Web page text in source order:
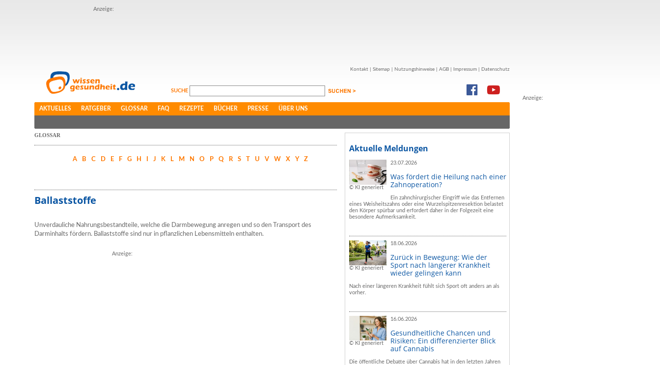
Anzeige:
Anzeige:
Kontakt Sitemap Nutzungshinweise AGB Impressum Datenschutz
SUCHE
AKTUELLES RATGEBER GLOSSAR FAQ REZEPTE BÜCHER PRESSE ÜBER UNS
GLOSSAR
A B C D E F G H J K L M N O P Q R S T U V W X Y Z
Ballaststoffe
Unverdauliche Nahrungsbestandteile, welche die Darmbewegung anregen und so den Transport des
Darminhalts fördern. Ballaststoffe sind nur in pflanzlichen Lebensmitteln enthalten.
Anzeige:
Aktuelle Meldungen
© KI generiert
23.07.2026
Was fördert die Heilung nach einer
Zahnoperation?
Ein zahnchirurgischer Eingriff wie das Entfernen
eines Weisheitszahns oder eine Wurzelspitzenresektion belastet
den Körper spürbar und erfordert daher in der Folgezeit eine
besondere Aufmerksamkeit.
© KI generiert
18.06.2026
Zurück in Bewegung: Wie der
Sport nach längerer Krankheit
wieder gelingen kann
Nach einer längeren Krankheit fühlt sich Sport oft anders an als
vorher.
© KI generiert
16.06.2026
Gesundheitliche Chancen und
Risiken: Ein differenzierter Blick
auf Cannabis
Die öffentliche Debatte über Cannabis hat in den letzten Jahren